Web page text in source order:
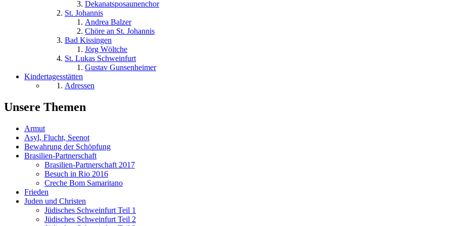
Dekanatsposaunenchor
St. Johannis
Andrea Balzer
Chöre an St. Johannis
Bad Kissingen
Jörg Wöltche
St. Lukas Schweinfurt
Gustav Gunsenheimer
Kindertagesstätten
Adressen
Unsere Themen
Armut
Asyl, Flucht, Seenot
Bewahrung der Schöpfung
Brasilien-Partnerschaft
Brasilien-Partnerschaft 2017
Besuch in Rio 2016
Creche Bom Samaritano
Frieden
Juden und Christen
Jüdisches Schweinfurt Teil 1
Jüdisches Schweinfurt Teil 2